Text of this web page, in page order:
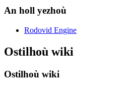
An holl yezhoù
Rodovid Engine
Ostilhoù wiki
Ostilhoù wiki